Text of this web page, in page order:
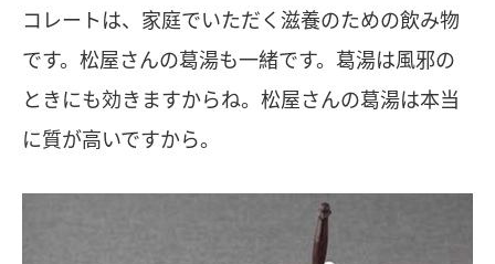
コレートは、家庭でいただく滋養のための飲み物
です。松屋さんの葛湯も一緒です。葛湯は風邪の
ときにも効きますからね。松屋さんの葛湯は本当
に質が高いですから。